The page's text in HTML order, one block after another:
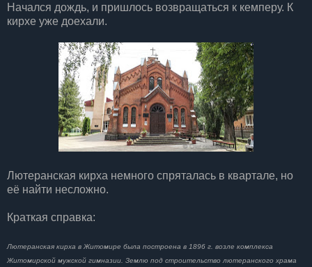
Начался дождь, и пришлось возвращаться к кемперу. К
кирхе уже доехали.
Лютеранская кирха немного спряталась в квартале, но
её найти несложно.
Краткая справка:
Лютеранская кирха в Житомире была построена в 1896 г. возле комплекса
Житомирской мужской гимназии. Землю под строительство лютеранского храма